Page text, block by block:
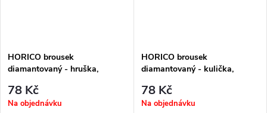
HORICO brousek
diamantovaný - hruška,
78 Kč
Na objednávku
HORICO brousek
diamantovaný - kulička,
78 Kč
Na objednávku